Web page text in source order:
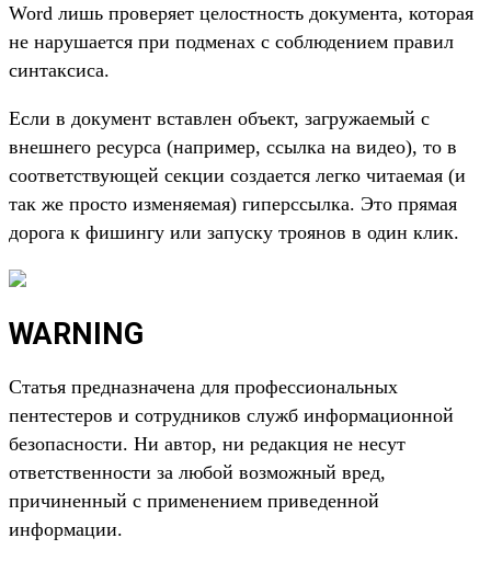
Word лишь проверяет целостность документа, которая
не нарушается при подменах с соблюдением правил
синтаксиса.
Если в документ вставлен объект, загружаемый с
внешнего ресурса (например, ссылка на видео), то в
соответствующей секции создается легко читаемая (и
так же просто изменяемая) гиперссылка. Это прямая
дорога к фишингу или запуску троянов в один клик.
WARNING
Статья предназначена для профессиональных
пентестеров и сотрудников служб информационной
безопасности. Ни автор, ни редакция не несут
ответственности за любой возможный вред,
причиненный с применением приведенной
информации.